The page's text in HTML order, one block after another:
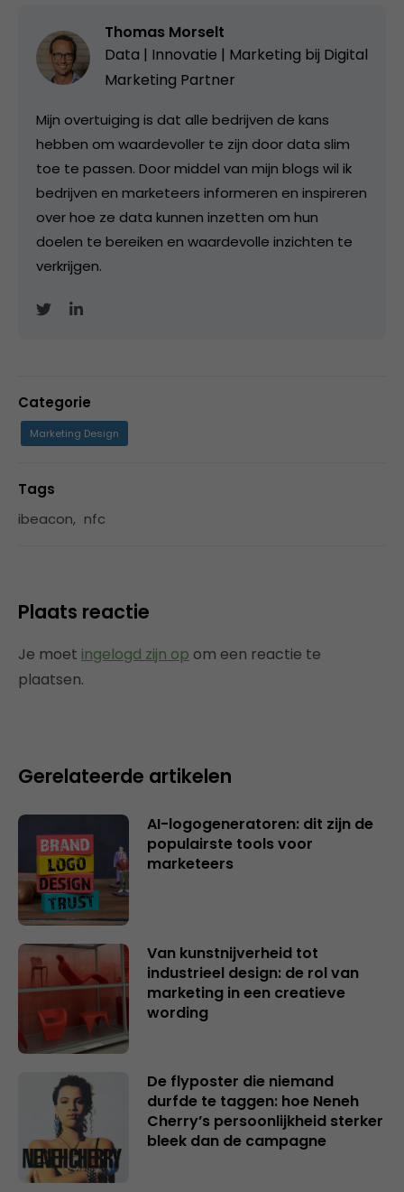
Thomas Morselt
Data | Innovatie | Marketing bij Digital
Marketing Partner
Mijn overtuiging is dat alle bedrijven de kans
hebben om waardevoller te zijn door data slim
toe te passen. Door middel van mijn blogs wil ik
bedrijven en marketeers informeren en inspireren
over hoe ze data kunnen inzetten om hun
doelen te bereiken en waardevolle inzichten te
verkrijgen.
Categorie
Marketing Design
Tags
ibeacon, nfc
Plaats reactie
Je moet ingelogd zijn op om een reactie te
plaatsen.
Gerelateerde artikelen
AI-logogeneratoren: dit zijn de
populairste tools voor
marketeers
Van kunstnijverheid tot
industrieel design: de rol van
marketing in een creatieve
wording
De flyposter die niemand
durfde te taggen: hoe Neneh
Cherry’s persoonlijkheid sterker
bleek dan de campagne